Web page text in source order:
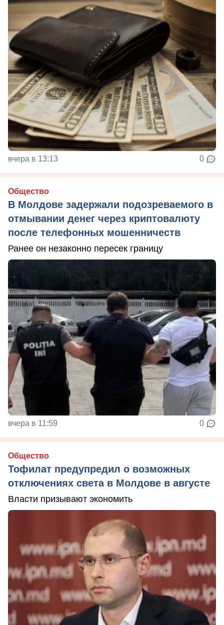
вчера в 13:13 0
Общество
В Молдове задержали подозреваемого в
отмывании денег через криптовалюту
после телефонных мошенничеств
Ранее он незаконно пересек границу
вчера в 11:59 0
Общество
Тофилат предупредил о возможных
отключениях света в Молдове в августе
Власти призывают экономить